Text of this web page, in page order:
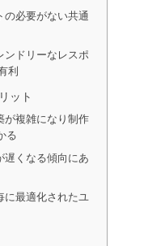
の必要がない共通
ンドリーなレスポ
利
ット
が複雑になり制作
る
遅くなる傾向にあ
に最適化されたユ